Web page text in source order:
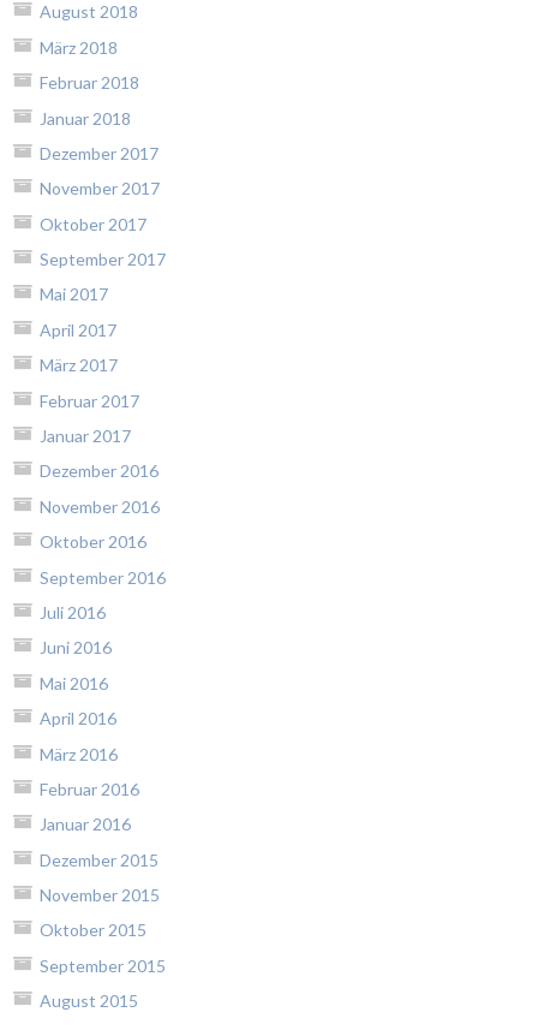
August 2018
März 2018
Februar 2018
Januar 2018
Dezember 2017
November 2017
Oktober 2017
September 2017
Mai 2017
April 2017
März 2017
Februar 2017
Januar 2017
Dezember 2016
November 2016
Oktober 2016
September 2016
Juli 2016
Juni 2016
Mai 2016
April 2016
März 2016
Februar 2016
Januar 2016
Dezember 2015
November 2015
Oktober 2015
September 2015
August 2015